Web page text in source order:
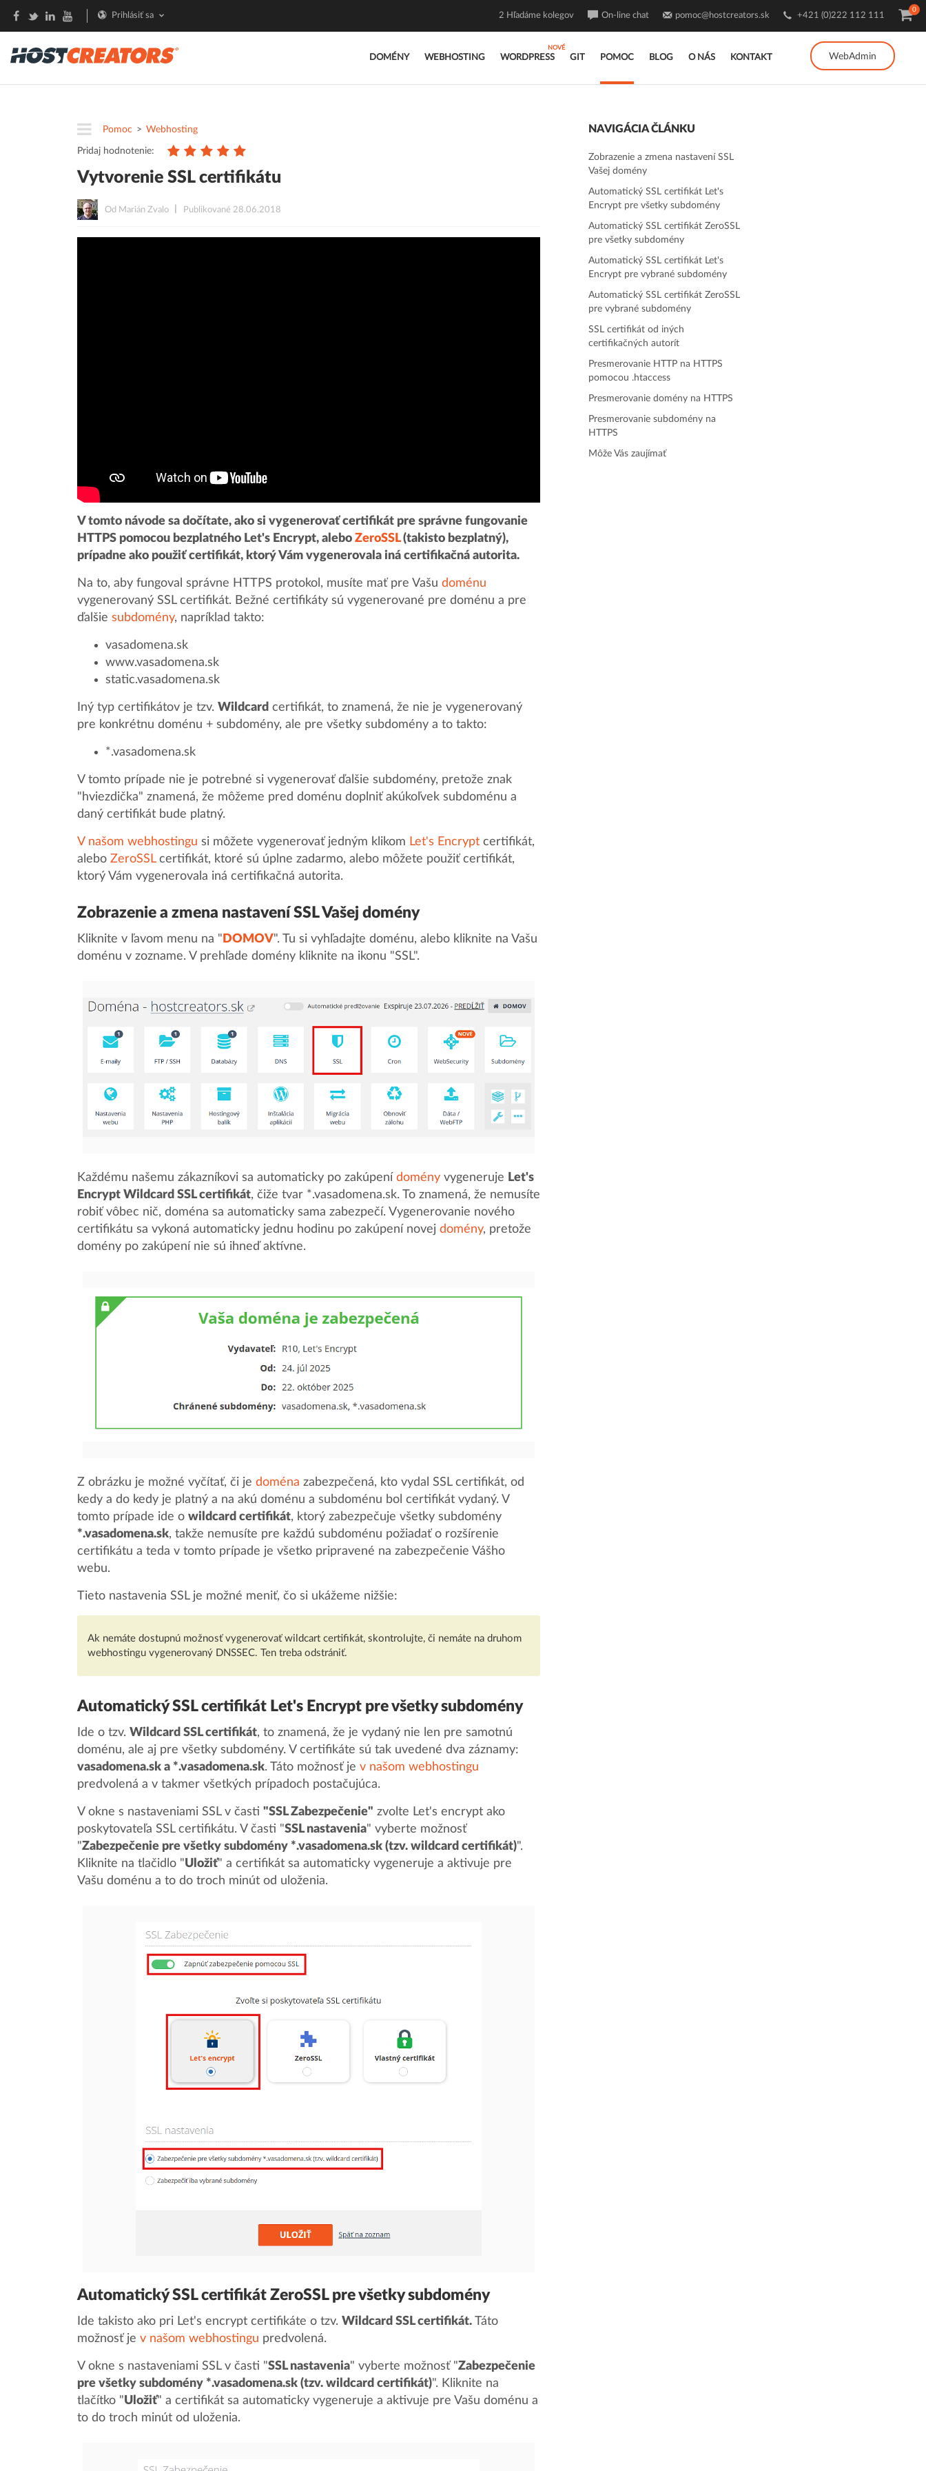
DOMÉNY WEBHOSTING WORDPRESS GIT POMOC BLOG O NÁS KONTAKT WebAdmin
Prihlásiť sa 2 Hľadáme kolegov On-line chat pomoc@hostcreators.sk +421 (0)222 112 111
0
Pomoc Webhosting
Pridaj hodnotenie:
Vytvorenie SSL certifikátu
Od Marián Zvalo Publikované 28.06.2018
V tomto návode sa dočítate, ako si vygenerovať certifikát pre správne fungovanie
HTTPS pomocou bezplatného Let's Encrypt, alebo ZeroSSL(takisto bezplatný),
prípadne ako použiť certifikát, ktorý Vám vygenerovala iná certifikačná autorita.
Na to, aby fungoval správne HTTPS protokol, musíte mať pre Vašu doménu
vygenerovaný SSL certifikát. Bežné certifikáty sú vygenerované pre doménu a pre
ďalšie subdomény, napríklad takto:
vasadomena.sk
www.vasadomena.sk
static.vasadomena.sk
Iný typ certifikátov je tzv. Wildcard certifikát, to znamená, že nie je vygenerovaný
pre konkrétnu doménu + subdomény, ale pre všetky subdomény a to takto:
*.vasadomena.sk
V tomto prípade nie je potrebné si vygenerovať ďalšie subdomény, pretože znak
"hviezdička" znamená, že môžeme pred doménu doplniť akúkoľvek subdoménu a
daný certifikát bude platný.
V našom webhostingu si môžete vygenerovať jedným klikom Let's Encrypt certifikát,
alebo ZeroSSLcertifikát, ktoré sú úplne zadarmo, alebo môžete použiť certifikát,
ktorý Vám vygenerovala iná certifikačná autorita.
Zobrazenie a zmena nastavení SSL Vašej domény
Kliknite v ľavom menu na " DOMOV". Tu si vyhľadajte doménu, alebo kliknite na Vašu
doménu v zozname. V prehľade domény kliknite na ikonu "SSL".
Každému našemu zákazníkovi sa automaticky po zakúpení domény vygeneruje Let's
Encrypt Wildcard SSL certifikát, čiže tvar *.vasadomena.sk. To znamená, že nemusíte
robiť vôbec nič, doména sa automaticky sama zabezpečí. Vygenerovanie nového
certifikátu sa vykoná automaticky jednu hodinu po zakúpení novej domény, pretože
domény po zakúpení nie sú ihneď aktívne.
Z obrázku je možné vyčítať, či je doména zabezpečená, kto vydal SSL certifikát, od
kedy a do kedy je platný a na akú doménu a subdoménu bol certifikát vydaný. V
tomto prípade ide o wildcard certifikát, ktorý zabezpečuje všetky subdomény
*.vasadomena.sk, takže nemusíte pre každú subdoménu požiadať o rozšírenie
certifikátu a teda v tomto prípade je všetko pripravené na zabezpečenie Vášho
webu.
Tieto nastavenia SSL je možné meniť, čo si ukážeme nižšie:
Ak nemáte dostupnú možnosť vygenerovať wildcart certifikát, skontrolujte, či nemáte na druhom
webhostingu vygenerovaný DNSSEC. Ten treba odstrániť.
Automatický SSL certifikát Let's Encrypt pre všetky subdomény
Ide o tzv. Wildcard SSL certifikát, to znamená, že je vydaný nie len pre samotnú
doménu, ale aj pre všetky subdomény. V certifikáte sú tak uvedené dva záznamy:
vasadomena.sk a *.vasadomena.sk. Táto možnosť je v našom webhostingu
predvolená a v takmer všetkých prípadoch postačujúca.
V okne s nastaveniami SSL v časti "SSL Zabezpečenie" zvolte Let's encrypt ako
poskytovateľa SSL certifikátu. V časti "SSL nastavenia" vyberte možnosť
"Zabezpečenie pre všetky subdomény *.vasadomena.sk (tzv. wildcard certifikát)".
Kliknite na tlačidlo "Uložiť" a certifikát sa automaticky vygeneruje a aktivuje pre
Vašu doménu a to do troch minút od uloženia.
Automatický SSL certifikát ZeroSSL pre všetky subdomény
Ide takisto ako pri Let's encrypt certifikáte o tzv. Wildcard SSL certifikát. Táto
možnosť je v našom webhostingu predvolená.
V okne s nastaveniami SSL v časti "SSL nastavenia" vyberte možnosť "Zabezpečenie
pre všetky subdomény *.vasadomena.sk (tzv. wildcard certifikát)". Kliknite na
tlačítko "Uložiť" a certifikát sa automaticky vygeneruje a aktivuje pre Vašu doménu a
to do troch minút od uloženia.
NAVIGÁCIA ČLÁNKU
Zobrazenie a zmena nastavení SSL
Vašej domény
Automatický SSL certifikát Let's
Encrypt pre všetky subdomény
Automatický SSL certifikát ZeroSSL
pre všetky subdomény
Automatický SSL certifikát Let's
Encrypt pre vybrané subdomény
Automatický SSL certifikát ZeroSSL
pre vybrané subdomény
SSL certifikát od iných
certifikačných autorít
Presmerovanie HTTP na HTTPS
pomocou .htaccess
Presmerovanie domény na HTTPS
Presmerovanie subdomény na
HTTPS
Môže Vás zaujímať